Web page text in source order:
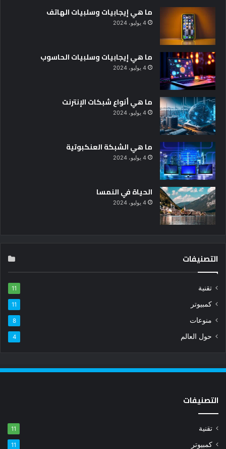
ما هي إيجابيات وسلبيات الهاتف
4 يوليو، 2024
ما هي إيجابيات وسلبيات الحاسوب
4 يوليو، 2024
ما هي أنواع شبكات الإنترنت
4 يوليو، 2024
ما هي الشبكة العنكبوتية
4 يوليو، 2024
الحياة في النمسا
4 يوليو، 2024
التصنيفات
تقنية 11
كمبيوتر 11
منوعات 8
حول العالم 4
التصنيفات
تقنية 11
كمبيوتر 11